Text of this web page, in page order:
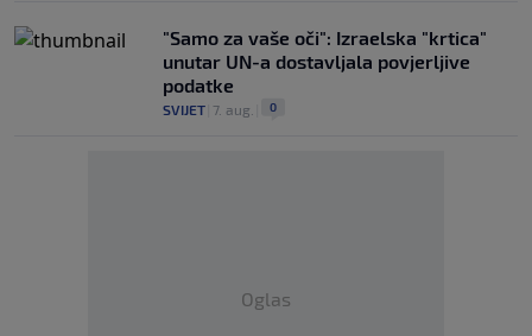
"Samo za vaše oči": Izraelska "krtica"
unutar UN-a dostavljala povjerljive
podatke
SVIJET 7. aug. 0
Oglas